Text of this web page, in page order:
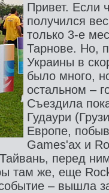
Привет. Если
получился
только 3-е
Тарнове. Но,
Украины в
было много,
остальном –
Съездила
Гудаури
Европе,
Games'ах и
перед
там же, еще
– вышла